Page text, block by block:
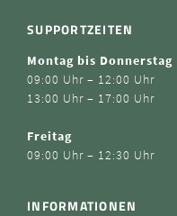
SUPPORTZEITEN
Montag bis Donnerstag
09:00 Uhr – 12:00 Uhr
13:00 Uhr – 17:00 Uhr
Freitag
09:00 Uhr – 12:30 Uhr
INFORMATIONEN